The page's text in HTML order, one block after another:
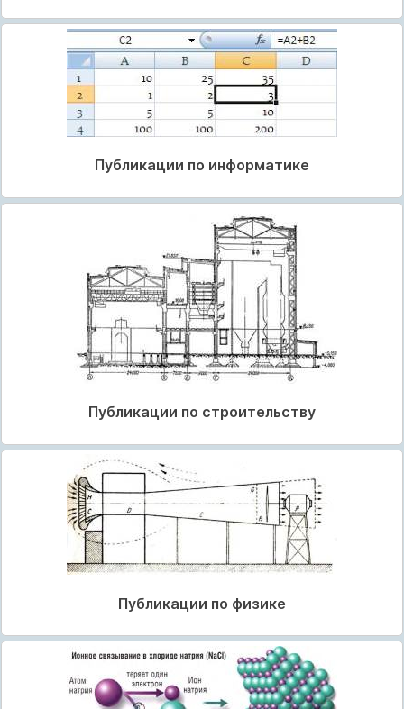
Публикации по информатике
Публикации по строительству
Публикации по физике